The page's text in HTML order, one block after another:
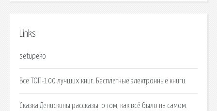
Links
setupeko
Все ТОП-100 лучших книг. Бесплатные электронные книги.
Сказка Денискины рассказы: о том, как всё было на самом.